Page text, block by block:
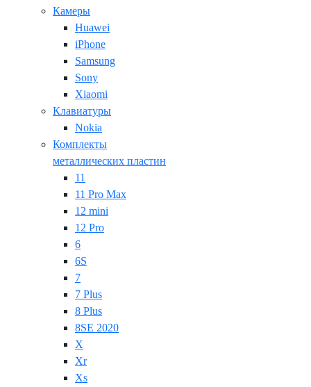
Камеры
Huawei
iPhone
Samsung
Sony
Xiaomi
Клавиатуры
Nokia
Комплекты
металлических пластин
11
11 Pro Max
12 mini
12 Pro
6
6S
7
7 Plus
8 Plus
8SE 2020
X
Xr
Xs